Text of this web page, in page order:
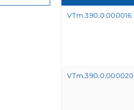
VTm.390.0.000016
VTm.390.0.000020